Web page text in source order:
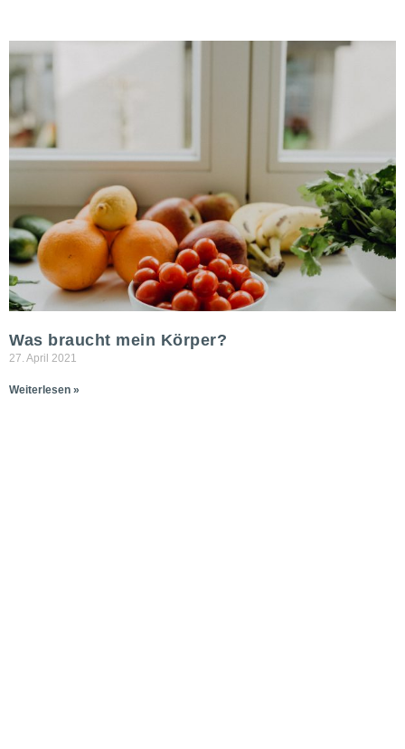
Was braucht mein Körper?
27. April 2021
Weiterlesen »